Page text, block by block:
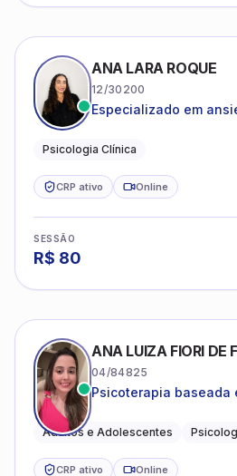
ANA LARA ROQUE
12/30200
Especializado em
Psicologia Clínica
CRP ativo Online
SESSÃO
R$ 80
ANA LUIZA FIORI DE
04/84825
Psicoterapia baseada
Adultos e Adolescentes
CRP ativo Online